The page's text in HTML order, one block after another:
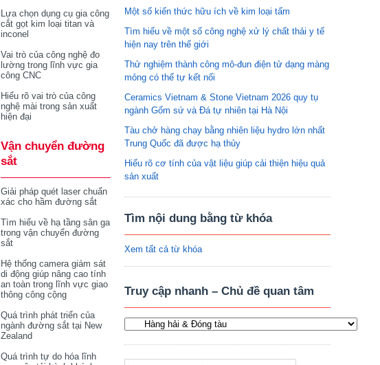
Lựa chọn dụng cụ gia công
cắt gọt kim loại titan và
inconel
Vai trò của công nghệ đo
lường trong lĩnh vực gia
công CNC
Hiểu rõ vai trò của công
nghệ mài trong sản xuất
hiện đại
Vận chuyển đường
sắt
Giải pháp quét laser chuẩn
xác cho hầm đường sắt
Tìm hiểu về hạ tầng sân ga
trong vận chuyển đường
sắt
Hệ thống camera giám sát
di động giúp nâng cao tính
an toàn trong lĩnh vực giao
thông công cộng
Quá trình phát triển của
ngành đường sắt tại New
Zealand
Quá trình tự do hóa lĩnh
Một số kiến thức hữu ích về kim loại tấm
Tìm hiểu về một số công nghệ xử lý chất thải y tế
hiện nay trên thế giới
Thử nghiệm thành công mô-đun điện tử dạng màng
mỏng có thể tự kết nối
Ceramics Vietnam & Stone Vietnam 2026 quy tụ
ngành Gốm sứ và Đá tự nhiên tại Hà Nội
Tàu chở hàng chạy bằng nhiên liệu hydro lớn nhất
Trung Quốc đã được hạ thủy
Hiểu rõ cơ tính của vật liệu giúp cải thiện hiệu quả
sản xuất
Tìm nội dung bằng từ khóa
Xem tất cả từ khóa
Truy cập nhanh – Chủ đề quan tâm